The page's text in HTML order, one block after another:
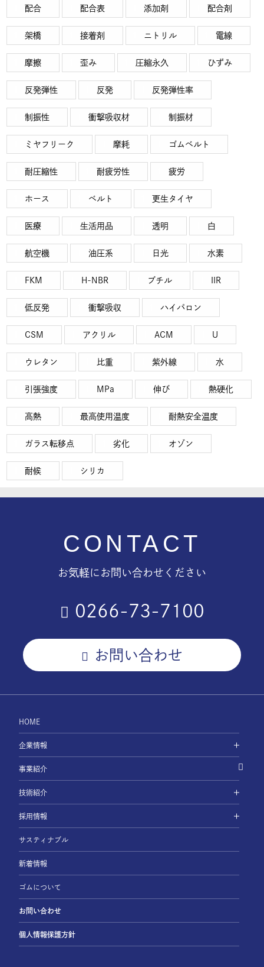
配合 配合表 添加剤 配合剤
架橋 接着剤 ニトリル 電線
摩擦 歪み 圧縮永久 ひずみ
反発弾性 反発 反発弾性率
制振性 衝撃吸収材 制振材
ミヤフリーク 摩耗 ゴムベルト
耐圧縮性 耐疲労性 疲労
ホース ベルト 更生タイヤ
医療 生活用品 透明 白
航空機 油圧系 日光 水素
FKM H-NBR ブチル IIR
低反発 衝撃吸収 ハイパロン
CSM アクリル ACM U
ウレタン 比重 紫外線 水
引張強度 MPa 伸び 熱硬化
高熱 最高使用温度 耐熱安全温度
ガラス転移点 劣化 オゾン
耐候 シリカ
CONTACT
お気軽にお問い合わせください
0266-73-7100
お問い合わせ
HOME
企業情報
事業紹介
技術紹介
採用情報
サスティナブル
新着情報
ゴムについて
お問い合わせ
個人情報保護方針